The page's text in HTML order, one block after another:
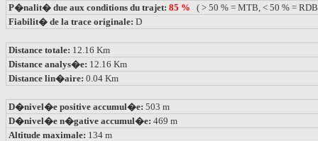
P�nalit� due aux conditions du trajet: 85 % ( > 50 % = MTB, < 50 % =
Fiabilit� de la trace originale: D
Distance totale: 12.16 Km
Distance analys�e: 12.16 Km
Distance lin�aire: 0.04 Km
D�nivel�e positive accumul�e: 503 m
D�nivel�e n�gative accumul�e: 469 m
Altitude maximale: 134 m